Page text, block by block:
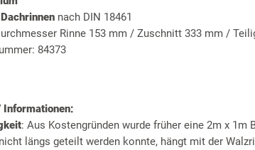
Dachrinnen nach DIN 18461
Rinne 153 mm / Zuschnitt 333 mm /
84373
: Aus Kostengründen wurde früher eine 2m x
längs geteilt werden konnte, hängt mit der